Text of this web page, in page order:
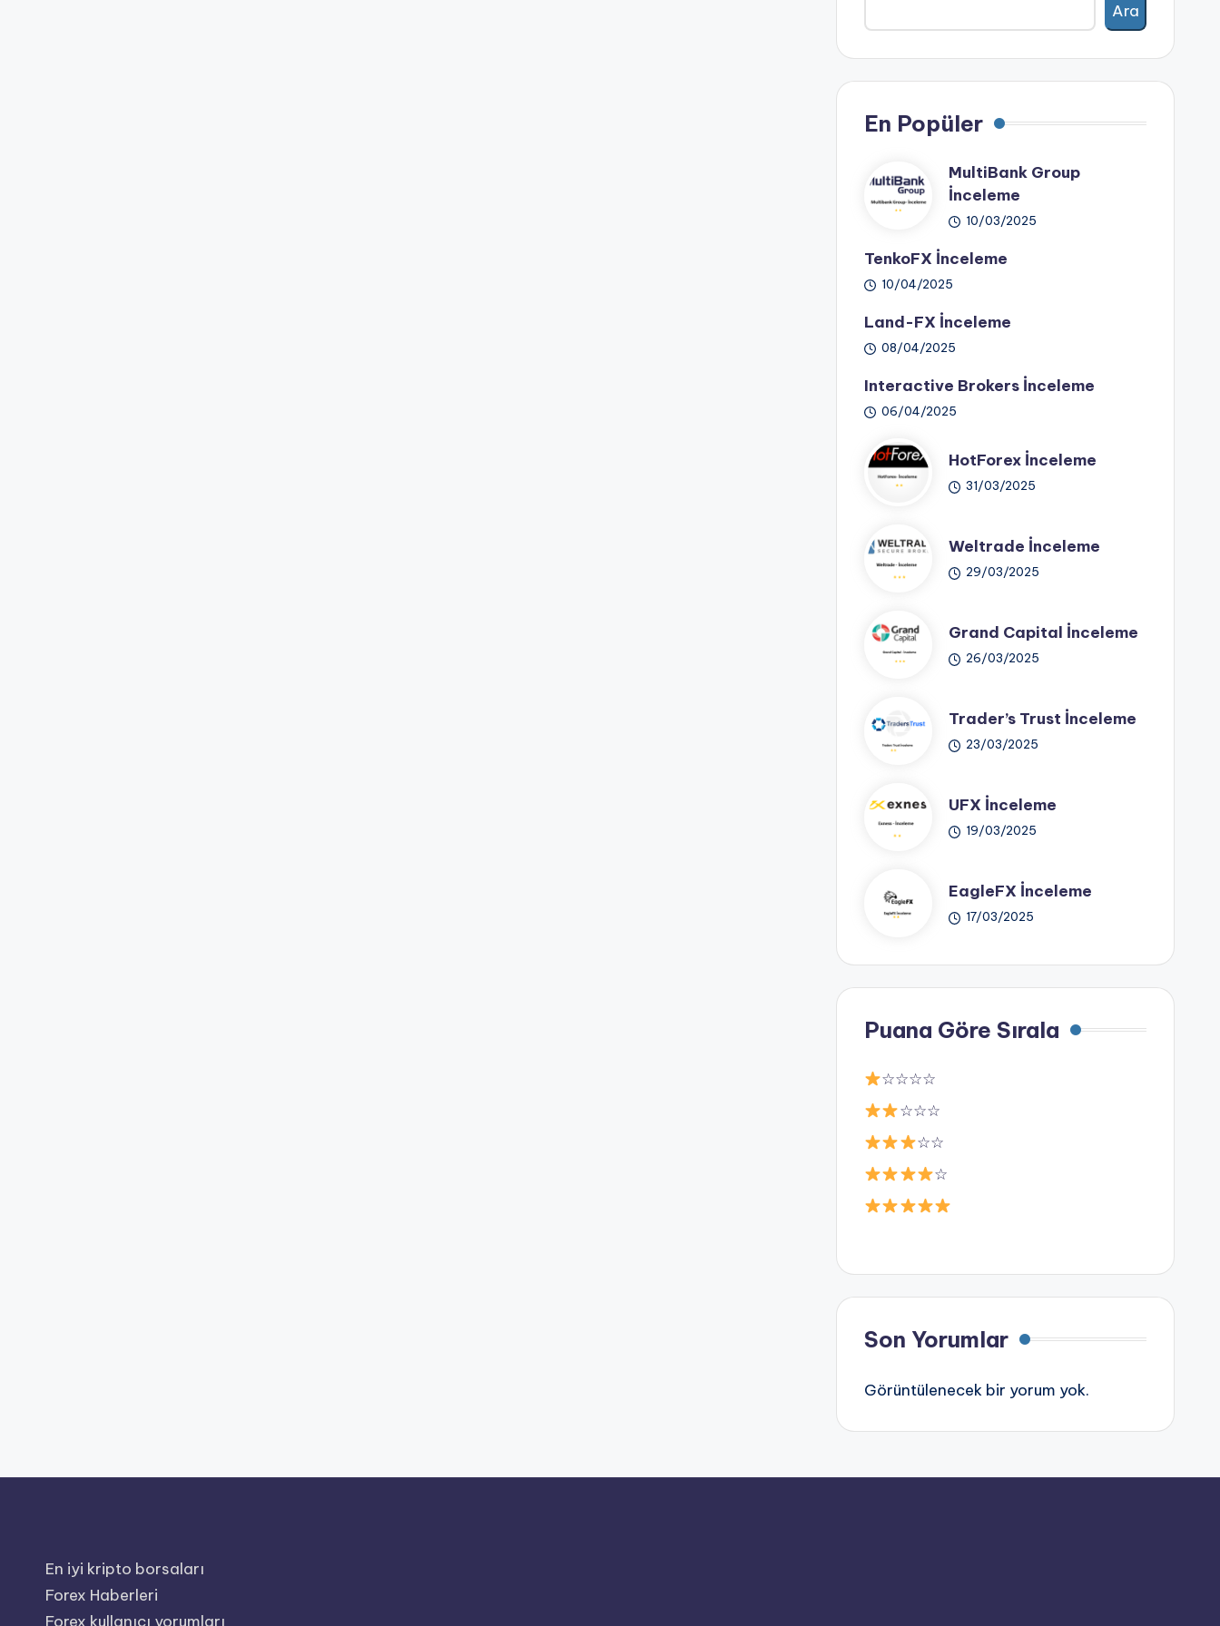
Ara
En Popüler
MultiBank Group
İnceleme
10/03/2025
TenkoFX İnceleme
10/04/2025
Land-FX İnceleme
08/04/2025
Interactive Brokers İnceleme
06/04/2025
HotForex İnceleme
31/03/2025
Weltrade İnceleme
29/03/2025
Grand Capital İnceleme
26/03/2025
Trader’s Trust İnceleme
23/03/2025
UFX İnceleme
19/03/2025
EagleFX İnceleme
17/03/2025
Puana Göre Sırala
☆☆☆☆
☆☆☆
☆☆
☆
Son Yorumlar
Görüntülenecek bir yorum yok.
En iyi kripto borsaları
Forex Haberleri
Forex kullanıcı yorumları